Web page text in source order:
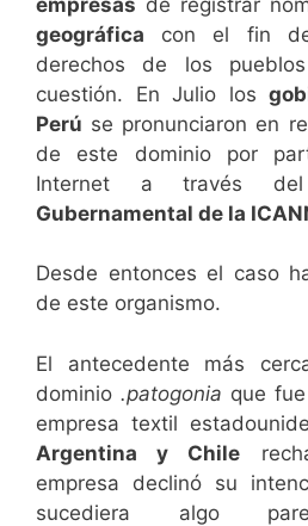
geográfica con el fin de
derechos de los
cuestión. En Julio los
Perú se pronunciaron en
de este dominio por
Internet a través del
Gubernamental de la
Desde entonces el caso
de este organismo.
El antecedente más
dominio .patogonia que
empresa textil
Argentina y Chile
empresa declinó su
sucediera algo